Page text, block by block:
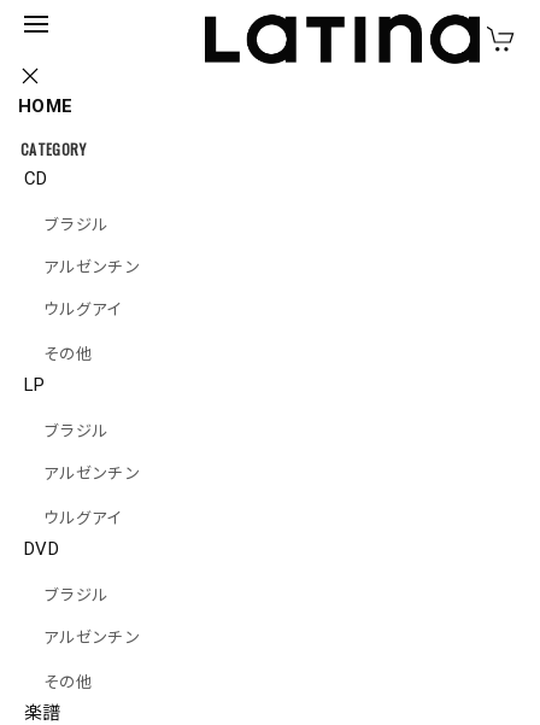
HOME
CATEGORY
CD
ブラジル
アルゼンチン
ウルグアイ
その他
LP
ブラジル
アルゼンチン
ウルグアイ
DVD
ブラジル
アルゼンチン
その他
楽譜
たち』｜ORQUESTA NICOLAS
LEDESMA『ORQUESTA NICOLAS LEDESMA』